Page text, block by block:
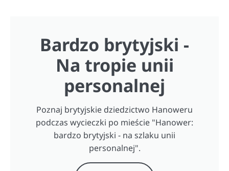
Bardzo brytyjski -
Na tropie unii
personalnej
Poznaj brytyjskie dziedzictwo Hanoweru
podczas wycieczki po mieście "Hanower:
bardzo brytyjski - na szlaku unii
personalnej".